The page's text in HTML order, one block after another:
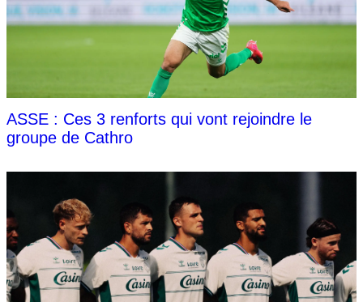
ASSE : Ces 3 renforts qui vont rejoindre le
groupe de Cathro